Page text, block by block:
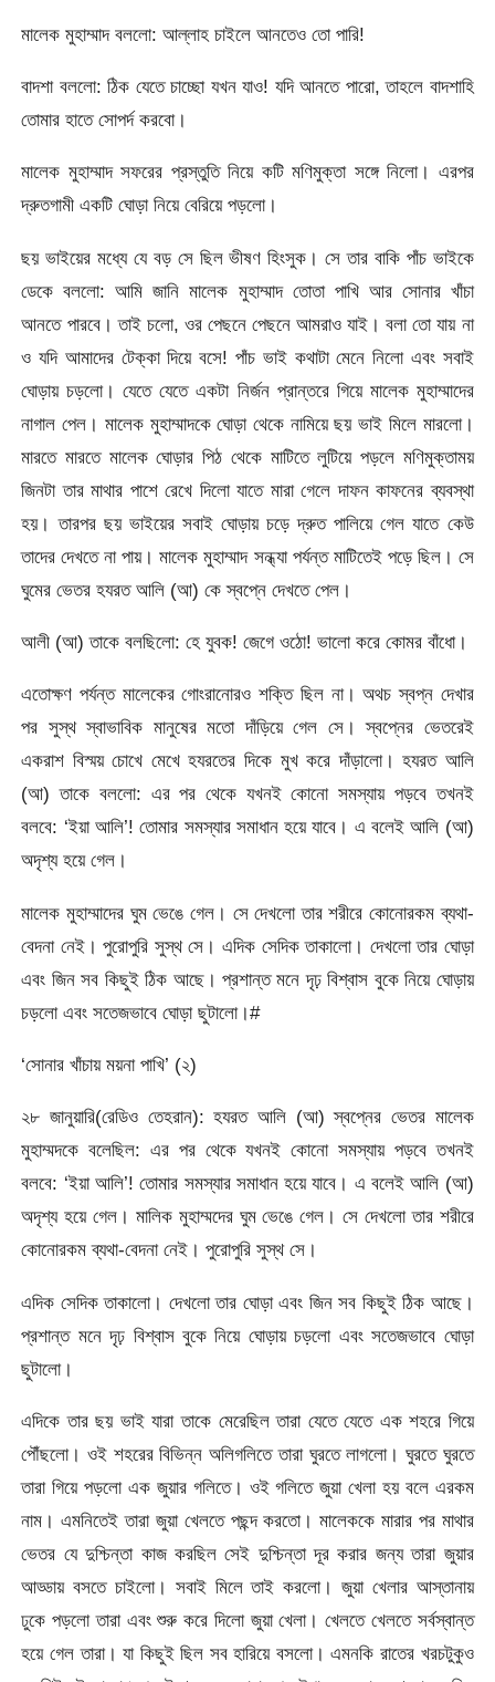
মালেক মুহাম্মাদ বললো: আল্লাহ চাইলে আনতেও তো পারি!
বাদশা বললো: ঠিক যেতে চাচ্ছো যখন যাও! যদি আনতে পারো, তাহলে বাদশাহি
তোমার হাতে সোপর্দ করবো।
মালেক মুহাম্মাদ সফরের প্রস্তুতি নিয়ে কটি মণিমুক্তা সঙ্গে নিলো। এরপর
দ্রুতগামী একটি ঘোড়া নিয়ে বেরিয়ে পড়লো।
ছয় ভাইয়ের মধ্যে যে বড় সে ছিল ভীষণ হিংসুক। সে তার বাকি পাঁচ ভাইকে
ডেকে বললো: আমি জানি মালেক মুহাম্মাদ তোতা পাখি আর সোনার খাঁচা
আনতে পারবে। তাই চলো, ওর পেছনে পেছনে আমরাও যাই। বলা তো যায় না
ও যদি আমাদের টেক্কা দিয়ে বসে! পাঁচ ভাই কথাটা মেনে নিলো এবং সবাই
ঘোড়ায় চড়লো। যেতে যেতে একটা নির্জন প্রান্তরে গিয়ে মালেক মুহাম্মাদের
নাগাল পেল। মালেক মুহাম্মাদকে ঘোড়া থেকে নামিয়ে ছয় ভাই মিলে মারলো।
মারতে মারতে মালেক ঘোড়ার পিঠ থেকে মাটিতে লুটিয়ে পড়লে মণিমুক্তাময়
জিনটা তার মাথার পাশে রেখে দিলো যাতে মারা গেলে দাফন কাফনের ব্যবস্থা
হয়। তারপর ছয় ভাইয়ের সবাই ঘোড়ায় চড়ে দ্রুত পালিয়ে গেল যাতে কেউ
তাদের দেখতে না পায়। মালেক মুহাম্মাদ সন্ধ্যা পর্যন্ত মাটিতেই পড়ে ছিল। সে
ঘুমের ভেতর হযরত আলি (আ) কে স্বপ্নে দেখতে পেল।
আলী (আ) তাকে বলছিলো: হে যুবক! জেগে ওঠো! ভালো করে কোমর বাঁধো।
এতোক্ষণ পর্যন্ত মালেকের গোংরানোরও শক্তি ছিল না। অথচ স্বপ্ন দেখার
পর সুস্থ স্বাভাবিক মানুষের মতো দাঁড়িয়ে গেল সে। স্বপ্নের ভেতরেই
একরাশ বিস্ময় চোখে মেখে হযরতের দিকে মুখ করে দাঁড়ালো। হযরত আলি
(আ) তাকে বললো: এর পর থেকে যখনই কোনো সমস্যায় পড়বে তখনই
বলবে: ‘ইয়া আলি’! তোমার সমস্যার সমাধান হয়ে যাবে। এ বলেই আলি (আ)
অদৃশ্য হয়ে গেল।
মালেক মুহাম্মাদের ঘুম ভেঙে গেল। সে দেখলো তার শরীরে কোনোরকম ব্যথা-
বেদনা নেই। পুরোপুরি সুস্থ সে। এদিক সেদিক তাকালো। দেখলো তার ঘোড়া
এবং জিন সব কিছুই ঠিক আছে। প্রশান্ত মনে দৃঢ় বিশ্বাস বুকে নিয়ে ঘোড়ায়
চড়লো এবং সতেজভাবে ঘোড়া ছুটালো।#
‘সোনার খাঁচায় ময়না পাখি’ (২)
২৮ জানুয়ারি(রেডিও তেহরান): হযরত আলি (আ) স্বপ্নের ভেতর মালেক
মুহাম্মদকে বলেছিল: এর পর থেকে যখনই কোনো সমস্যায় পড়বে তখনই
বলবে: ‘ইয়া আলি’! তোমার সমস্যার সমাধান হয়ে যাবে। এ বলেই আলি (আ)
অদৃশ্য হয়ে গেল। মালিক মুহাম্মদের ঘুম ভেঙে গেল। সে দেখলো তার শরীরে
কোনোরকম ব্যথা-বেদনা নেই। পুরোপুরি সুস্থ সে।
এদিক সেদিক তাকালো। দেখলো তার ঘোড়া এবং জিন সব কিছুই ঠিক আছে।
প্রশান্ত মনে দৃঢ় বিশ্বাস বুকে নিয়ে ঘোড়ায় চড়লো এবং সতেজভাবে ঘোড়া
ছুটালো।
এদিকে তার ছয় ভাই যারা তাকে মেরেছিল তারা যেতে যেতে এক শহরে গিয়ে
পৌঁছলো। ওই শহরের বিভিন্ন অলিগলিতে তারা ঘুরতে লাগলো। ঘুরতে ঘুরতে
তারা গিয়ে পড়লো এক জুয়ার গলিতে। ওই গলিতে জুয়া খেলা হয় বলে এরকম
নাম। এমনিতেই তারা জুয়া খেলতে পছন্দ করতো। মালেককে মারার পর মাথার
ভেতর যে দুশ্চিন্তা কাজ করছিল সেই দুশ্চিন্তা দূর করার জন্য তারা জুয়ার
আড্ডায় বসতে চাইলো। সবাই মিলে তাই করলো। জুয়া খেলার আস্তানায়
ঢুকে পড়লো তারা এবং শুরু করে দিলো জুয়া খেলা। খেলতে খেলতে সর্বস্বান্ত
হয়ে গেল তারা। যা কিছুই ছিল সব হারিয়ে বসলো। এমনকি রাতের খরচটুকুও